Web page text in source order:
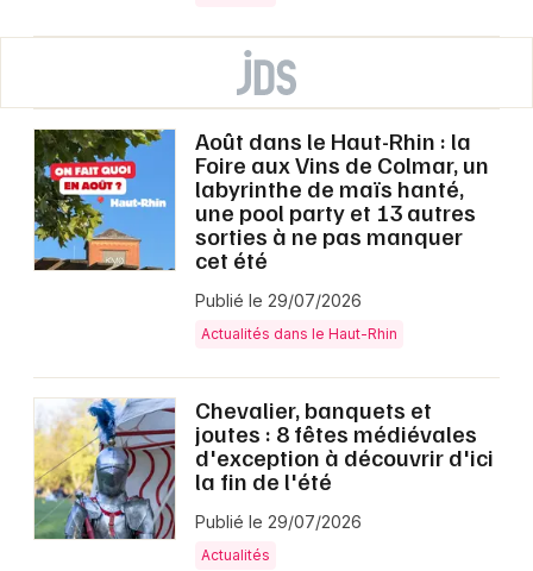
Août dans le Haut-Rhin : la
Foire aux Vins de Colmar, un
labyrinthe de maïs hanté,
une pool party et 13 autres
sorties à ne pas manquer
cet été
Publié le 29/07/2026
Actualités dans le Haut-Rhin
Chevalier, banquets et
joutes : 8 fêtes médiévales
d'exception à découvrir d'ici
la fin de l'été
Publié le 29/07/2026
Actualités